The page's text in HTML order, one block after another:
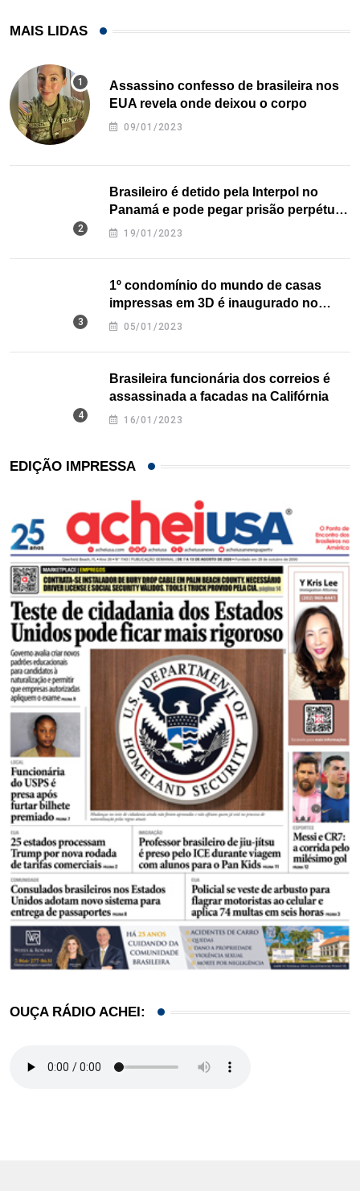
MAIS LIDAS
Assassino confesso de brasileira nos
EUA revela onde deixou o corpo
09/01/2023
Brasileiro é detido pela Interpol no
Panamá e pode pegar prisão perpétua
nos EUA
19/01/2023
1º condomínio do mundo de casas
impressas em 3D é inaugurado no
Texas
05/01/2023
Brasileira funcionária dos correios é
assassinada a facadas na Califórnia
16/01/2023
EDIÇÃO IMPRESSA
OUÇA RÁDIO ACHEI: